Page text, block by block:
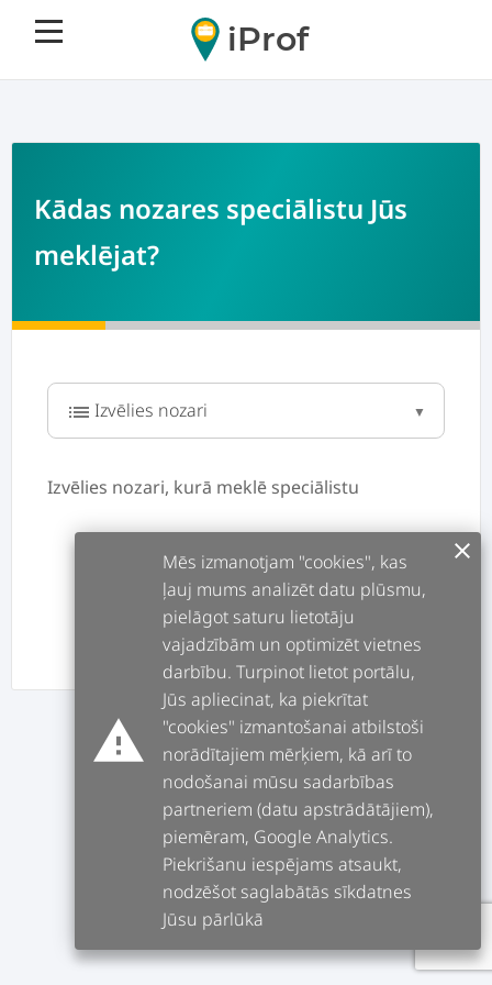
iProf
Kādas nozares speciālistu Jūs
meklējat?
list
Izvēlies nozari, kurā meklē speciālistu
ATPAKAĻ TĀLĀK
warning
Mēs izmanotjam "cookies", kas
ļauj mums analizēt datu plūsmu,
pielāgot saturu lietotāju
vajadzībām un optimizēt vietnes
darbību. Turpinot lietot portālu,
Jūs apliecinat, ka piekrītat
"cookies" izmantošanai atbilstoši
norādītajiem mērķiem, kā arī to
nodošanai mūsu sadarbības
partneriem (datu apstrādātājiem),
piemēram, Google Analytics.
Piekrišanu iespējams atsaukt,
nodzēšot saglabātās sīkdatnes
Jūsu pārlūkā
clear